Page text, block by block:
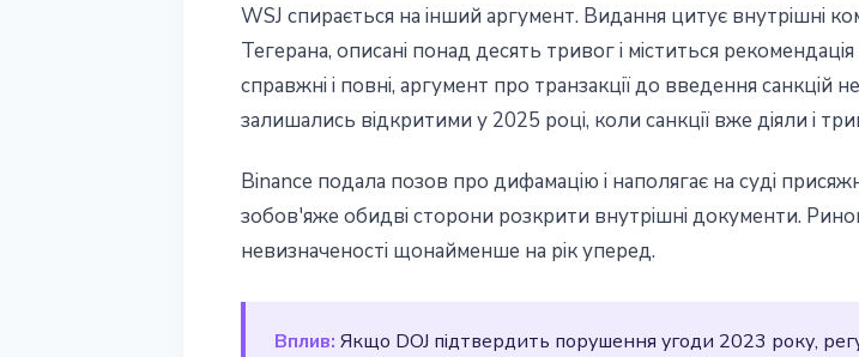
WSJ спирається на інший аргумент. Видання цитує внутрішні
Тегерана, описані понад десять тривог і міститься
справжні і повні, аргумент про транзакції до введення санкцій
залишались відкритими у 2025 році, коли санкції вже діяли і
Binance подала позов про дифамацію і наполягає на суді
зобов'яже обидві сторони розкрити внутрішні документи.
невизначеності щонайменше на рік уперед.
Вплив: Якщо DOJ підтвердить порушення угоди 2023 року,